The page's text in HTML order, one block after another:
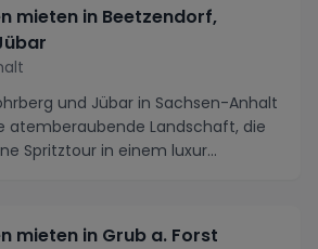
mieten in Beetzendorf,
und Jübar in Sachsen-Anhalt
atemberaubende Landschaft, die
Spritztour in einem luxur...
mieten in Grub a. Forst